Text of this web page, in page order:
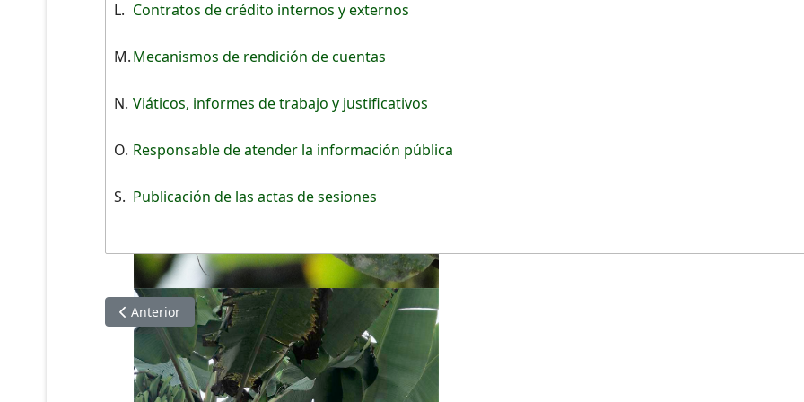
L. Contratos de crédito internos y externos
M.Mecanismos de rendición de cuentas
N. Viáticos, informes de trabajo y justificativos
O. Responsable de atender la información pública
S. Publicación de las actas de sesiones
Artículo anterior: Información de JUNIO 2020
Anterior